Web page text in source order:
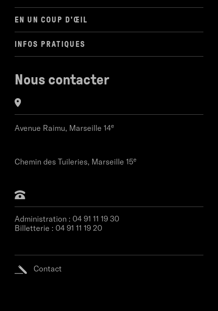
EN UN COUP D'ŒIL
INFOS PRATIQUES
Nous contacter
Avenue Raimu, Marseille 14e
Chemin des Tuileries, Marseille 15e
Administration : 04 91 11 19 30
Billetterie : 04 91 11 19 20
Contact